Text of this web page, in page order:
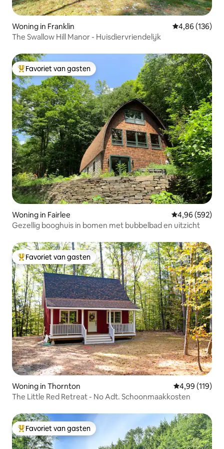
Woning in Franklin Gemiddelde
4,86 (136)
The Swallow Hill Manor - Huisdiervriendelijk
Topfavoriet van gasten
Favoriet van gasten
Woning in Fairlee Gemiddelde
4,96 (592)
Gezellig booghuis in bomen met bubbelbad en uitzicht
Topfavoriet van gasten
Favoriet van gasten
Woning in Thornton Gemiddelde
4,99 (119)
The Little Red Retreat - No Adt. Schoonmaakkosten
Topfavoriet van gasten
Favoriet van gasten